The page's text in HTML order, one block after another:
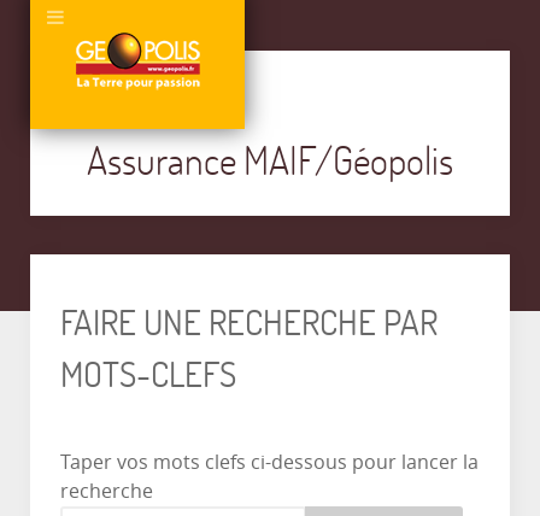
Assurance MAIF/Géopolis
FAIRE UNE RECHERCHE PAR
MOTS-CLEFS
Taper vos mots clefs ci-dessous pour lancer la
recherche